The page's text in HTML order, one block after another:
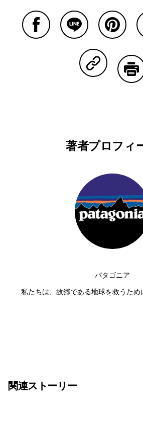
Copy Linkで
著者プロフィ
パタゴニア
私たちは、故郷である地球を救うため
関連ストーリー